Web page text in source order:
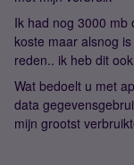
Ik had nog 3000 mb
koste maar alsnog
reden.. ik heb dit
Wat bedoelt u met
data
mijn grootst